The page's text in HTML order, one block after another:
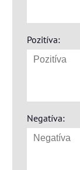
Pozitíva:
Negatíva: